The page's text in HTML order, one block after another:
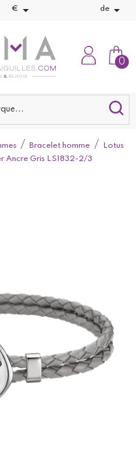
€  de 
0
Bracelet homme
Lotus
Ancre Gris LS1832-2/3